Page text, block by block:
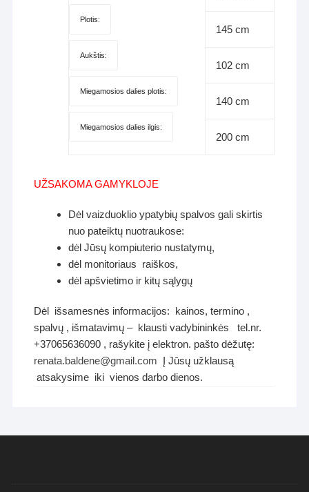
Plotis:
145 cm
Aukštis:
102 cm
Miegamosios dalies plotis:
140 cm
Miegamosios dalies ilgis:
200 cm
UŽSAKOMA GAMYKLOJE
Dėl vaizduoklio ypatybių spalvos gali skirtis
nuo pateiktų nuotraukose:
dėl Jūsų kompiuterio nustatymų,
dėl monitoriaus raiškos,
dėl apšvietimo ir kitų sąlygų
Dėl išsamesnės informacijos: kainos, termino ,
spalvų , išmatavimų – klausti vadybininkės tel.nr.
+37065636090 , rašykite į elektron. pašto dėžutę:
renata.baldene@gmail.com Į Jūsų užklausą
atsakysime iki vienos darbo dienos.